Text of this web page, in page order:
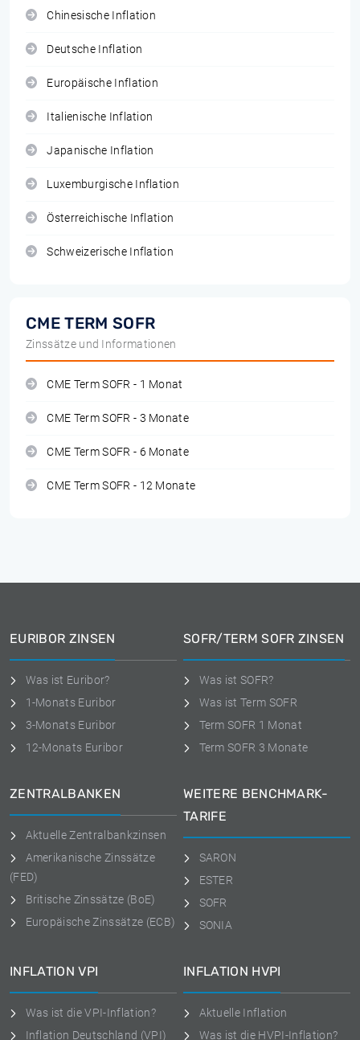
Chinesische Inflation
Deutsche Inflation
Europäische Inflation
Italienische Inflation
Japanische Inflation
Luxemburgische Inflation
Österreichische Inflation
Schweizerische Inflation
CME TERM SOFR
Zinssätze und Informationen
CME Term SOFR - 1 Monat
CME Term SOFR - 3 Monate
CME Term SOFR - 6 Monate
CME Term SOFR - 12 Monate
EURIBOR ZINSEN
Was ist Euribor?
1-Monats Euribor
3-Monats Euribor
12-Monats Euribor
SOFR/TERM SOFR ZINSEN
Was ist SOFR?
Was ist Term SOFR
Term SOFR 1 Monat
Term SOFR 3 Monate
ZENTRALBANKEN
Aktuelle Zentralbankzinsen
Amerikanische Zinssätze
(FED)
Britische Zinssätze (BoE)
Europäische Zinssätze (ECB)
WEITERE BENCHMARK-
TARIFE
SARON
ESTER
SOFR
SONIA
INFLATION VPI
Was ist die VPI-Inflation?
Inflation Deutschland (VPI)
INFLATION HVPI
Aktuelle Inflation
Was ist die HVPI-Inflation?